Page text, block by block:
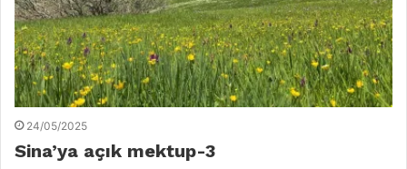
24/05/2025
Sina’ya açık mektup-3